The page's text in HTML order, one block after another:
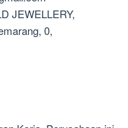
JEWELLERY,
0,